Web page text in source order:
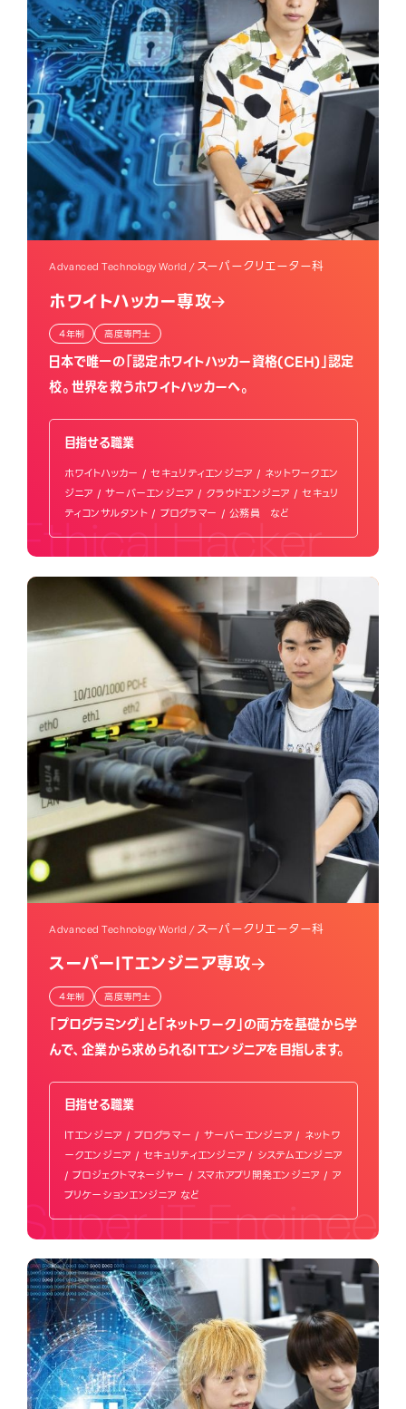
Advanced Technology World / スーパークリエーター科
ホワイトハッカー専攻
4年制 高度専門士
日本で唯一の「認定ホワイトハッカー資格(CEH)」認定
校。世界を救うホワイトハッカーへ。
目指せる職業
ホワイトハッカー / セキュリティエンジニア / ネットワークエン
ジニア / サーバーエンジニア / クラウドエンジニア / セキュリ
ティコンサルタント / プログラマー / 公務員 など
Ethical Hacker
Advanced Technology World / スーパークリエーター科
スーパーITエンジニア専攻
4年制 高度専門士
「プログラミング」と「ネットワーク」の両方を基礎から学
んで、企業から求められるITエンジニアを目指します。
目指せる職業
ITエンジニア / プログラマー / サーバーエンジニア / ネットワ
ークエンジニア / セキュリティエンジニア / システムエンジニア
/ プロジェクトマネージャー / スマホアプリ開発エンジニア / ア
プリケーションエンジニア など
Super IT Engineer